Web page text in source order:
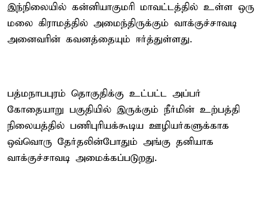
இந்நிலையில் கன்னியாகுமரி மாவட்டத்தில் உள்ள ஒரு
மலை கிராமத்தில் அமைந்திருக்கும் வாக்குச்சாவடி
அனைவரின் கவனத்தையும் ஈர்த்துள்ளது.
பத்மநாபபுரம் தொகுதிக்கு உட்பட்ட அப்பர்
கோதையாறு பகுதியில் இருக்கும் நீர்மின் உற்பத்தி
நிலையத்தில் பணிபுரியக்கூடிய ஊழியர்களுக்காக
ஒவ்வொரு தேர்தலின்போதும் அங்கு தனியாக
வாக்குச்சாவடி அமைக்கப்படுறது.